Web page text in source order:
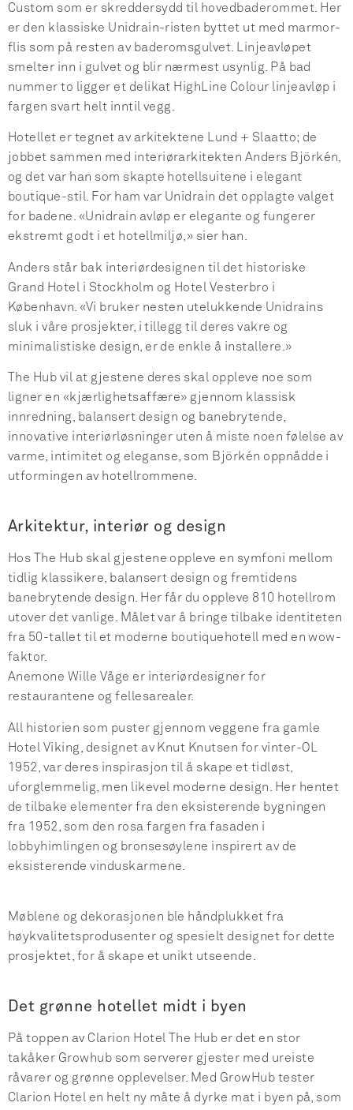
Custom som er skreddersydd til hovedbaderommet. Her
er den klassiske Unidrain-risten byttet ut med marmor-
flis som på resten av baderomsgulvet. Linjeavløpet
smelter inn i gulvet og blir nærmest usynlig. På bad
nummer to ligger et delikat HighLine Colour linjeavløp i
fargen svart helt inntil vegg.
Hotellet er tegnet av arkitektene Lund + Slaatto; de
jobbet sammen med interiørarkitekten Anders Björkén,
og det var han som skapte hotellsuitene i elegant
boutique-stil. For ham var Unidrain det opplagte valget
for badene. «Unidrain avløp er elegante og fungerer
ekstremt godt i et hotellmiljø,» sier han.
Anders står bak interiørdesignen til det historiske
Grand Hotel i Stockholm og Hotel Vesterbro i
København. «Vi bruker nesten utelukkende Unidrains
sluk i våre prosjekter, i tillegg til deres vakre og
minimalistiske design, er de enkle å installere.»
The Hub vil at gjestene deres skal oppleve noe som
ligner en «kjærlighetsaffære» gjennom klassisk
innredning, balansert design og banebrytende,
innovative interiørløsninger uten å miste noen følelse av
varme, intimitet og eleganse, som Björkén oppnådde i
utformingen av hotellrommene.
Arkitektur, interiør og design
Hos The Hub skal gjestene oppleve en symfoni mellom
tidlig klassikere, balansert design og fremtidens
banebrytende design. Her får du oppleve 810 hotellrom
utover det vanlige. Målet var å bringe tilbake identiteten
fra 50-tallet til et moderne boutiquehotell med en wow-
faktor.
Anemone Wille Våge er interiørdesigner for
restaurantene og fellesarealer.
All historien som puster gjennom veggene fra gamle
Hotel Viking, designet av Knut Knutsen for vinter-OL
1952, var deres inspirasjon til å skape et tidløst,
uforglemmelig, men likevel moderne design. Her hentet
de tilbake elementer fra den eksisterende bygningen
fra 1952, som den rosa fargen fra fasaden i
lobbyhimlingen og bronsesøylene inspirert av de
eksisterende vinduskarmene.
Møblene og dekorasjonen ble håndplukket fra
høykvalitetsprodusenter og spesielt designet for dette
prosjektet, for å skape et unikt utseende.
Det grønne hotellet midt i byen
På toppen av Clarion Hotel The Hub er det en stor
takåker Growhub som serverer gjester med ureiste
råvarer og grønne opplevelser. Med GrowHub tester
Clarion Hotel en helt ny måte å dyrke mat i byen på, som